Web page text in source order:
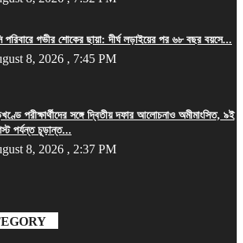
পরিবারে গভীর শোকের ছায়া: দীর্ঘ লড়াইয়ের পর ৬৮ বছর বয়সে...
8, 2026 , 7:45 PM
পরীক্ষার্থীদের সঙ্গে দ্বিতীয় দফার আলোচনাও অমীমাংসিত, ৯ই
পর্যন্ত চূড়ান্ত...
8, 2026 , 2:37 PM